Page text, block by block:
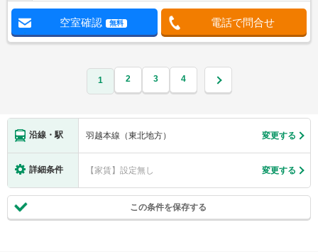
空室確認 無料 電話で問合せ
1 2 3 4
沿線・駅 羽越本線（東北地方） 変更する
詳細条件 【家賃】設定無し 変更する
この条件を保存する